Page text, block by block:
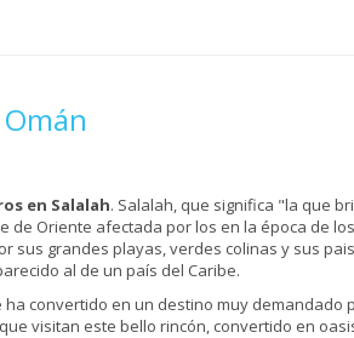
en Salalah. Salalah, que significa "la que
de Oriente afectada por los en la época de
sus grandes playas, verdes colinas y sus
al de un país del Caribe.
convertido en un destino muy demandado
visitan este bello rincón, convertido en